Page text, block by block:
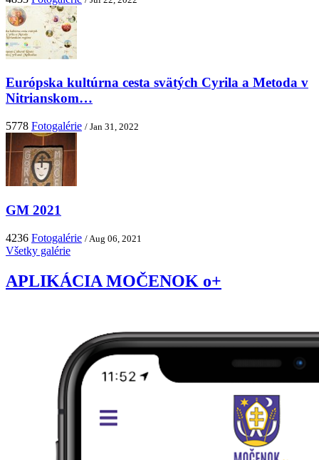
Európska kultúrna cesta svätých Cyrila a Metoda v
Nitrianskom…
5778 Fotogalérie / Jan 31, 2022
GM 2021
4236 Fotogalérie / Aug 06, 2021
Všetky galérie
APLIKÁCIA MOČENOK o+